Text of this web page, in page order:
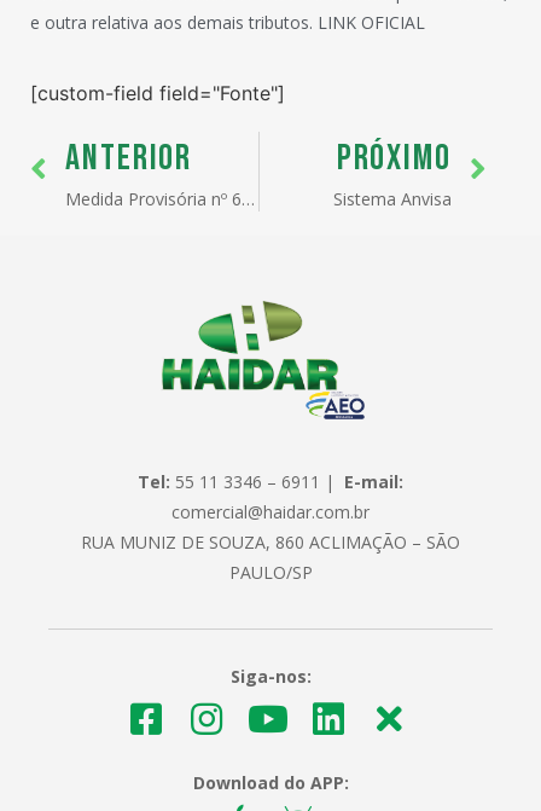
e outra relativa aos demais tributos. LINK OFICIAL
[custom-field field="Fonte"]
ANTERIOR
Medida Provisória nº 656, de 7 de outubro de 2014
PRÓXIMO
Sistema Anvisa
Tel: 55 11 3346 – 6911 | E-mail:
comercial@haidar.com.br
RUA MUNIZ DE SOUZA, 860 ACLIMAÇÃO – SÃO
PAULO/SP
Siga-nos:
Download do APP: